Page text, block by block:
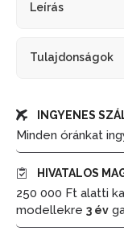
Leírás
Tulajdonságok
INGYENES
Minden óránkat
HIVATALOS
250 000 Ft alatti
modellekre 3 év